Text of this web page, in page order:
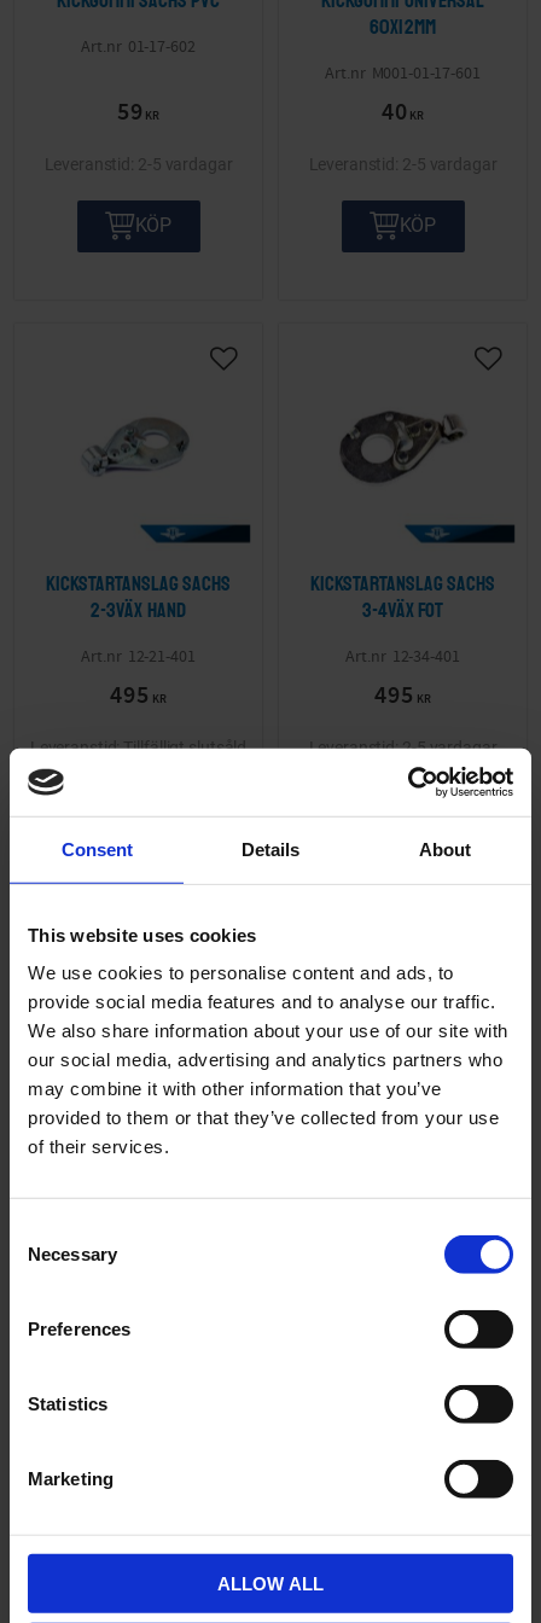
Consent Details About
This website uses cookies
We use cookies to personalise content and ads, to
provide social media features and to analyse our traffic.
We also share information about your use of our site with
our social media, advertising and analytics partners who
may combine it with other information that you’ve
provided to them or that they’ve collected from your use
of their services.
Necessary
Preferences
Statistics
Marketing
ALLOW ALL
01-17-602
59 KR
2-5 vardagar
KÖP
60x12mm
M001-01-17-601
40 KR
2-5 vardagar
KÖP
Kickstartanslag Sachs
2-3väx hand
12-21-401
495 KR
Lägg till i önskelista
Tillfälligt slutsåld
Kickstartanslag Sachs
3-4väx fot
12-34-401
495 KR
Lägg
2-5 vardagar
4väx 41T
2-5 vardagar